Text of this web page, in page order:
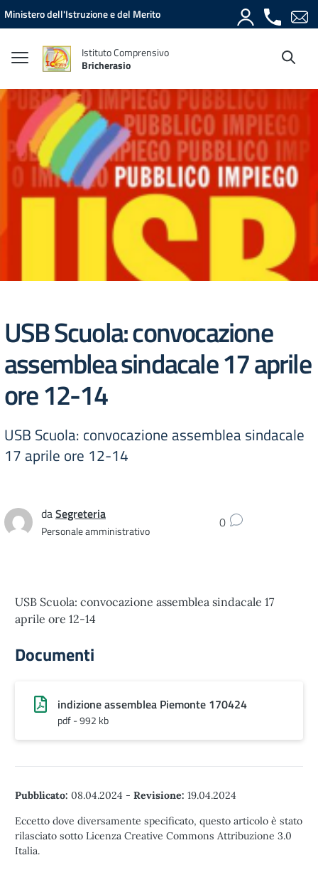
Vai ai contenuti
Vai al menu di navigazione
Vai al footer
Ministero dell'Istruzione e del Merito
Istituto Comprensivo
Bricherasio
USB Scuola: convocazione
assemblea sindacale 17 aprile
ore 12-14
USB Scuola: convocazione assemblea sindacale
17 aprile ore 12-14
daSegreteria
Personale amministrativo 0
USB Scuola: convocazione assemblea sindacale 17
aprile ore 12-14
Documenti
indizione assemblea Piemonte 170424
pdf - 992 kb
Pubblicato: 08.04.2024 - Revisione: 19.04.2024
Eccetto dove diversamente specificato, questo articolo è stato
rilasciato sotto Licenza Creative Commons Attribuzione 3.0
Italia.